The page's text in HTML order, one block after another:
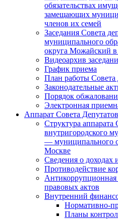
обязательствах
замещающих
членов их семей
Заседания Совета
муниципального
округа Можайский
Видеоархив
График приема
План работы Совета
Законодательные
Порядок
Электронная
Аппарат Совета Депутатов
Структура аппарата
внутригородского
— муниципального
Москве
Сведения о доходах
Противодействие
Антикоррупционная
правовых актов
Внутренний
Нормативно-
Планы